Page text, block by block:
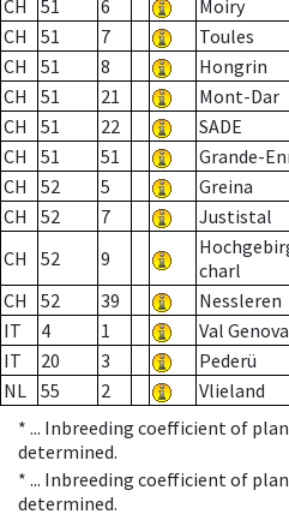
CH 51 6 Moiry
CH
51 7 Toules
CH
51 8 Hongrin
CH
51 21 Mont-Dar
CH
51 22 SADE
CH
51 51 Grande-
CH
52 5 Greina
CH
52 7 Justistal
CH
52 9
charl
CH
52 39 Nessleren
IT
4 1 Val
IT
20 3 Pederü
NL 55 2 Vlieland
* ... Inbreeding coefficient of
determined.
* ... Inbreeding coefficient of
determined.